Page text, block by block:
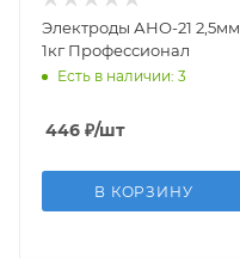
Электроды АНО-21 2,5мм
1кг Профессионал
Есть в наличии: 3
446 ₽/шт
В КОРЗИНУ